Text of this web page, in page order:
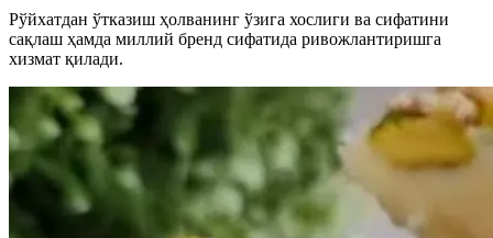
Рўйхатдан ўтказиш ҳолванинг ўзига хослиги ва сифатини
сақлаш ҳамда миллий бренд сифатида ривожлантиришга
хизмат қилади.